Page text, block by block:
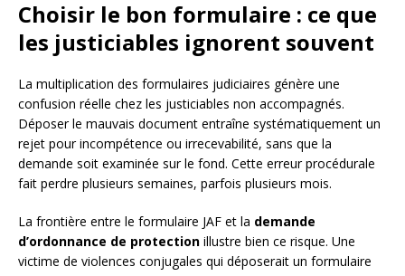
Choisir le bon formulaire : ce que
les justiciables ignorent souvent
La multiplication des formulaires judiciaires génère une
confusion réelle chez les justiciables non accompagnés.
Déposer le mauvais document entraîne systématiquement un
rejet pour incompétence ou irrecevabilité, sans que la
demande soit examinée sur le fond. Cette erreur procédurale
fait perdre plusieurs semaines, parfois plusieurs mois.
La frontière entre le formulaire JAF et la demande
d’ordonnance de protection illustre bien ce risque. Une
victime de violences conjugales qui déposerait un formulaire